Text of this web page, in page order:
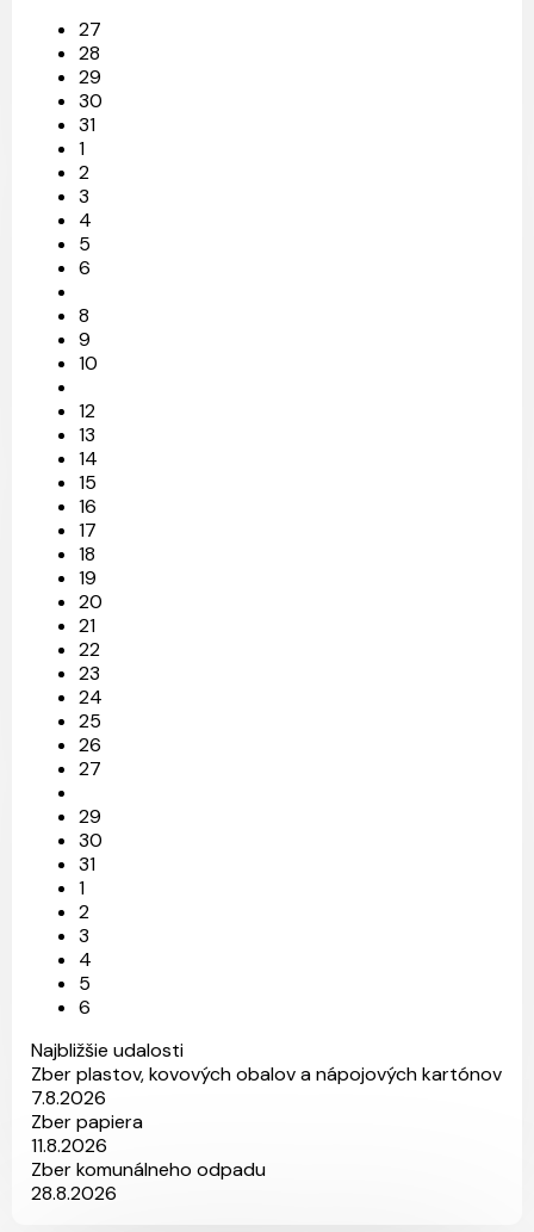
27
28
29
30
31
1
2
3
4
5
6
8
9
10
12
13
14
15
16
17
18
19
20
21
22
23
24
25
26
27
29
30
31
1
2
3
4
5
6
Najbližšie udalosti
Zber plastov, kovových obalov a nápojových kartónov
7.8.2026
Zber papiera
11.8.2026
Zber komunálneho odpadu
28.8.2026